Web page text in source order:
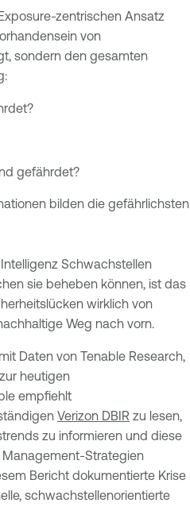
zentrischen Ansatz
von
sondern den gesamten
gefährdet?
bilden die gefährlichsten
Schwachstellen
sie beheben können, ist das
wirklich von
Weg nach vorn.
Daten von Tenable Research,
heutigen
empfiehlt
Verizon DBIR zu lesen,
zu informieren und diese
Management-Strategien
Bericht dokumentierte Krise
schwachstellenorientierte